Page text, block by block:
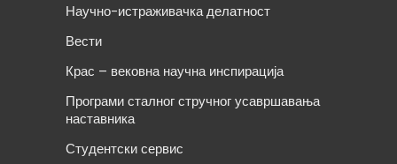
Научно-истраживачка делатност
Вести
Крас – вековна научна инспирација
Програми сталног стручног усавршавања
наставника
Студентски сервис